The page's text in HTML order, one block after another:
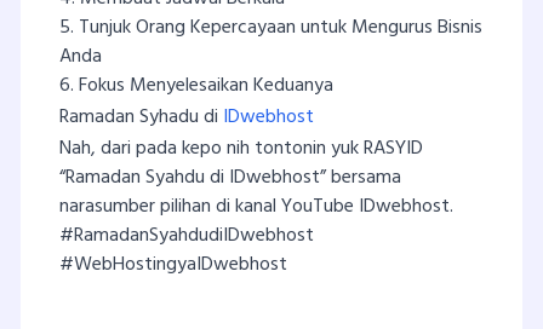
5. Tunjuk Orang Kepercayaan untuk Mengurus Bisnis
Anda
6. Fokus Menyelesaikan Keduanya
Ramadan Syhadu di IDwebhost
Nah, dari pada kepo nih tontonin yuk RASYID
“Ramadan Syahdu di IDwebhost” bersama
narasumber pilihan di kanal YouTube IDwebhost.
#RamadanSyahdudiIDwebhost
#WebHostingyaIDwebhost